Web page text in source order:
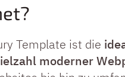
Template ist die
moderner